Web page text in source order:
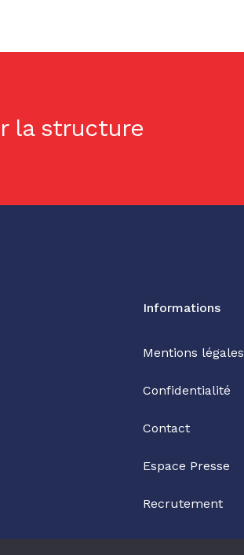
la structure
Informations
Mentions légales
Confidentialité
Contact
Espace Presse
Recrutement